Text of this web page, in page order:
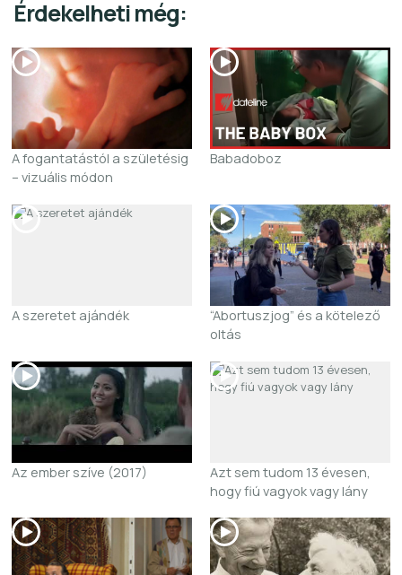
Érdekelheti még:
A fogantatástól a születésig
– vizuális módon
Babadoboz
A szeretet ajándék
“Abortuszjog” és a kötelező
oltás
Az ember szíve (2017)
Azt sem tudom 13 évesen,
hogy fiú vagyok vagy lány